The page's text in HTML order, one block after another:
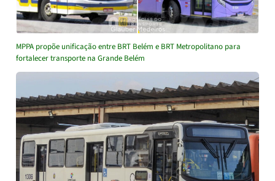
MPPA propõe unificação entre BRT Belém e BRT Metropolitano para
fortalecer transporte na Grande Belém